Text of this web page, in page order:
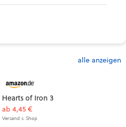
alle anzeigen
Hearts of Iron 3
ab 4,45 €
Versand s. Shop